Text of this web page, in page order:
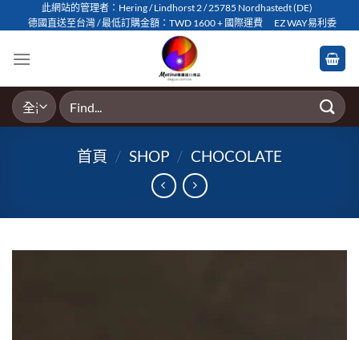
to
此網站的管理者：Hering / Lindhorst 2 / 25785 Nordhastedt (DE)
德國直送至台灣 / 最低訂購金額：TWD 1600 + 國際運費
EZ WAY易利委
搜
尋
首頁 / SHOP / CHOCOLATE